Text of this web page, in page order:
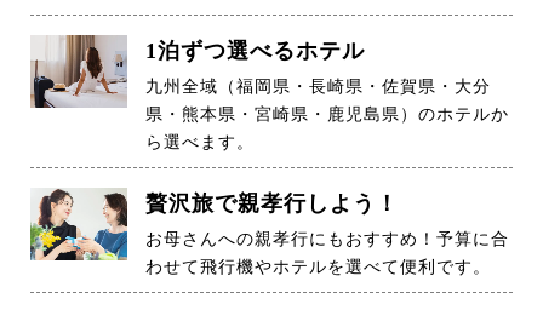
1泊ずつ選べるホテル
九州全域（福岡県・長崎県・佐賀県・大分
県・熊本県・宮崎県・鹿児島県）のホテルか
ら選べます。
贅沢旅で親孝行しよう！
お母さんへの親孝行にもおすすめ！予算に合
わせて飛行機やホテルを選べて便利です。